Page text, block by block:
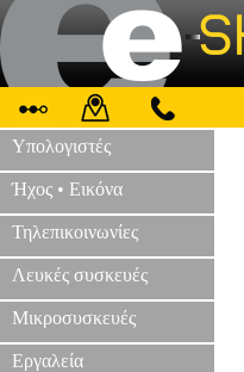
Υπολογιστές
Ήχος • Εικόνα
Τηλεπικοινωνίες
Λευκές συσκευές
Μικροσυσκευές
Εργαλεία